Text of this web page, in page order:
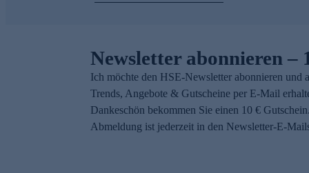
Newsletter abonnieren –
Ich möchte den HSE-Newsletter abonnieren und
Trends, Angebote & Gutscheine per E-Mail
Dankeschön bekommen Sie einen 10 €
Abmeldung ist jederzeit in den Newsletter-E-